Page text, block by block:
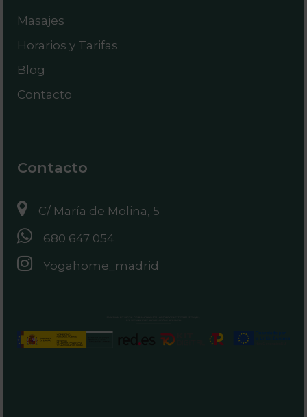
Masajes
Horarios y Tarifas
Blog
Contacto
Contacto
C/ María de Molina, 5
680 647 054
Yogahome_madrid